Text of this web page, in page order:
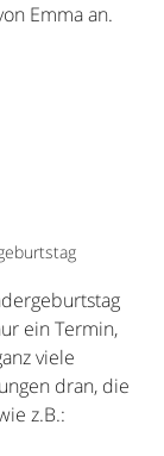
Emma an.
ein Termin,
viele
dran, die
z.B.: